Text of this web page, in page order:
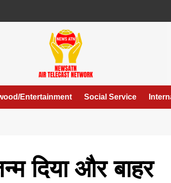
Entertainment Social Service
दिया और बाहर